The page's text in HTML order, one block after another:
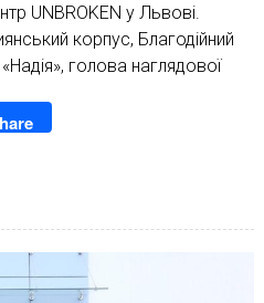
UNBROKEN у Львові.
корпус, Благодійний
голова наглядової